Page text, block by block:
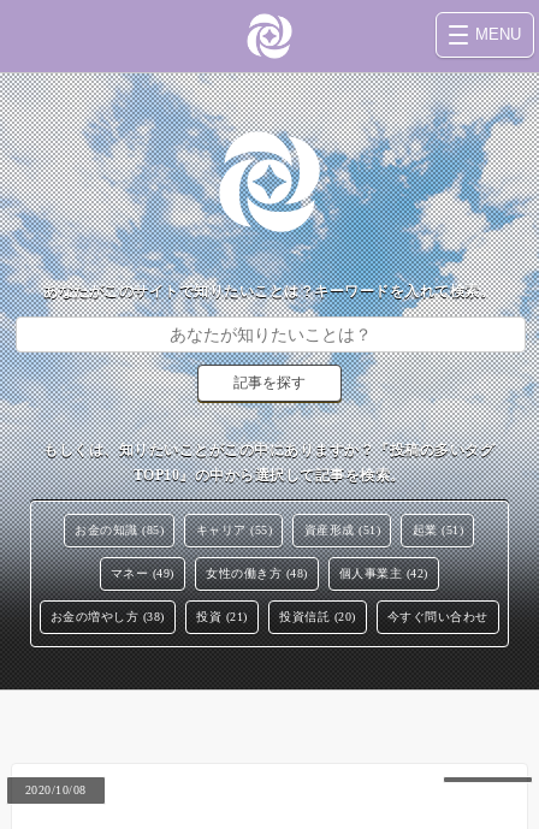
MENU
あなたがこのサイトで知りたいことは？キーワードを入れて検索。
もしくは、知りたいことがこの中にありますか？『投稿の多いタグ
TOP10』の中から選択して記事を検索。
お金の知識 (85) キャリア (55) 資産形成 (51) 起業 (51)
マネー (49) 女性の働き方 (48) 個人事業主 (42)
お金の増やし方 (38) 投資 (21) 投資信託 (20) 今すぐ問い合わせ
2020/10/08